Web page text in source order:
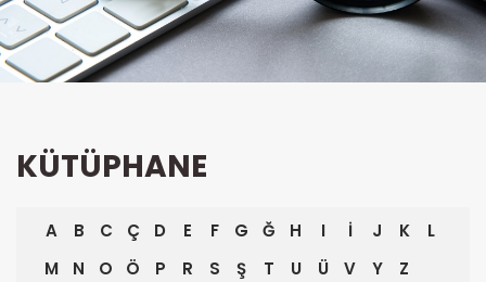
KÜTÜPHANE
A B C Ç D E F G Ğ H I İ J K
L
M
N O Ö P R S Ş T U Ü V Y Z